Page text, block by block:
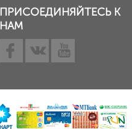
ПРИСОЕДИНЯЙТЕСЬ К
НАМ